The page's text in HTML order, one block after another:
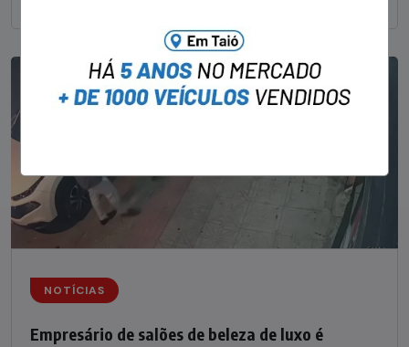
NOTÍCIAS
Empresário de salões de beleza de luxo é